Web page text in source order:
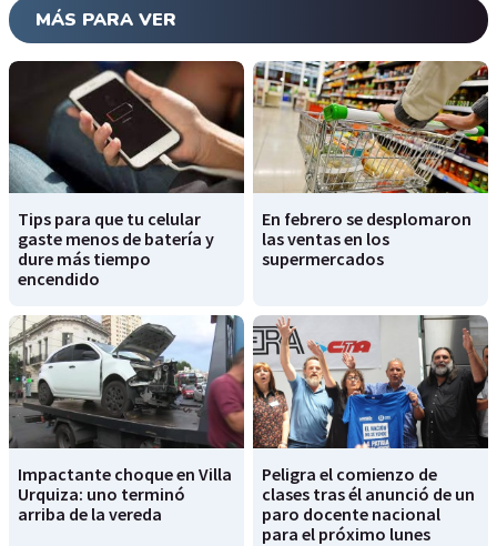
MÁS PARA VER
Tips para que tu celular
gaste menos de batería y
dure más tiempo
encendido
En febrero se desplomaron
las ventas en los
supermercados
Impactante choque en Villa
Urquiza: uno terminó
arriba de la vereda
Peligra el comienzo de
clases tras él anunció de un
paro docente nacional
para el próximo lunes